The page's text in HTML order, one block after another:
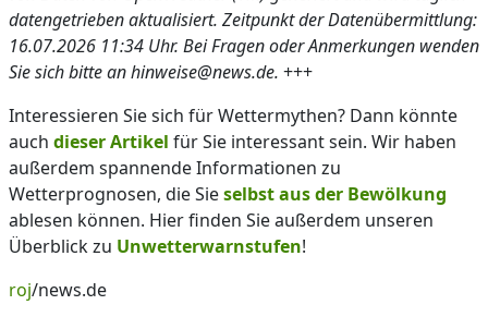
datengetrieben aktualisiert. Zeitpunkt der Datenübermittlung:
16.07.2026 11:34 Uhr. Bei Fragen oder Anmerkungen wenden
Sie sich bitte an hinweise@news.de. +++
Interessieren Sie sich für Wettermythen? Dann könnte
auch dieser Artikel für Sie interessant sein. Wir haben
außerdem spannende Informationen zu
Wetterprognosen, die Sieselbst aus der Bewölkung
ablesen können. Hier finden Sie außerdem unseren
Überblick zu Unwetterwarnstufen!
roj/news.de